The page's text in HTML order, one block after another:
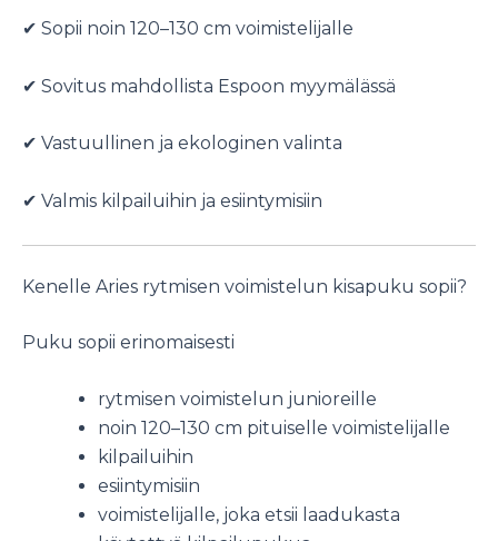
✔ Sopii noin 120–130 cm voimistelijalle
✔ Sovitus mahdollista Espoon myymälässä
✔ Vastuullinen ja ekologinen valinta
✔ Valmis kilpailuihin ja esiintymisiin
Kenelle Aries rytmisen voimistelun kisapuku sopii?
Puku sopii erinomaisesti
rytmisen voimistelun junioreille
noin 120–130 cm pituiselle voimistelijalle
kilpailuihin
esiintymisiin
voimistelijalle, joka etsii laadukasta